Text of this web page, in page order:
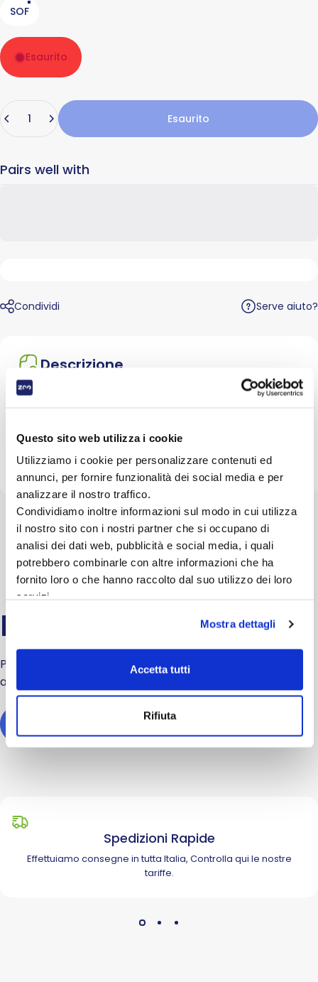
Questo sito web utilizza i cookie
Utilizziamo i cookie per personalizzare contenuti ed
annunci, per fornire funzionalità dei social media e per
analizzare il nostro traffico.
Condividiamo inoltre informazioni sul modo in cui utilizza
il nostro sito con i nostri partner che si occupano di
analisi dei dati web, pubblicità e social media, i quali
potrebbero combinarle con altre informazioni che ha
fornito loro o che hanno raccolto dal suo utilizzo dei loro
servizi.
Mostra dettagli
Accetta tutti
Rifiuta
SOF
Esaurito
Esaurito
Pairs well with
Condividi Serve aiuto?
Descrizione
Dettagli: La Poltrona Maison Tortora Ferribiella fa
made in Italy, questo splendido divanetto per Pet,
donerà alla tua casa un tocco ulteriormente
glamour.Misura: 73 x 52 x 40 cm
FAQ
Per domande o dubbi sui prodotti o sull'acquisto accedi
alla sezione di assistenza.
Spedizioni Rapide
Effettuiamo consegne in tutta Italia, Controlla qui le nostre
tariffe.